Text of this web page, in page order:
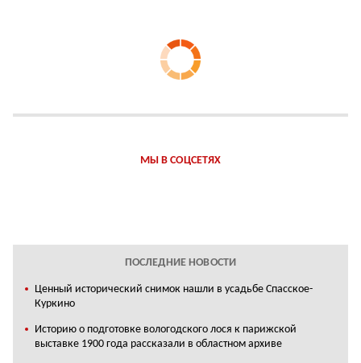
МЫ В СОЦСЕТЯХ
ПОСЛЕДНИЕ НОВОСТИ
Ценный исторический снимок нашли в усадьбе Спасское-
Куркино
Историю о подготовке вологодского лося к парижской
выставке 1900 года рассказали в областном архиве